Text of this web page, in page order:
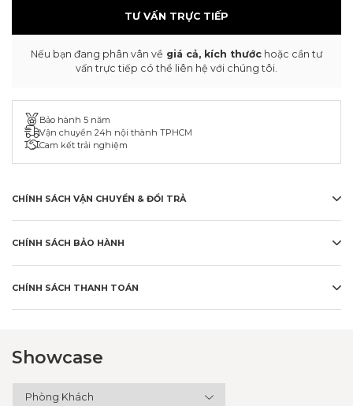
TƯ VẤN TRỰC TIẾP
Nếu bạn đang phân vân về giá cả, kích thước hoặc cần tư
vấn trực tiếp có thể liên hệ với chúng tôi.
Bảo hành 5 năm
Vận chuyển 24h nội thành TPHCM
Cam kết trải nghiệm
CHÍNH SÁCH VẬN CHUYỂN & ĐỔI TRẢ
CHÍNH SÁCH BẢO HÀNH
CHÍNH SÁCH THANH TOÁN
Showcase